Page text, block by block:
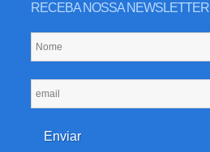
RECEBA NOSSA NEWSLETTER